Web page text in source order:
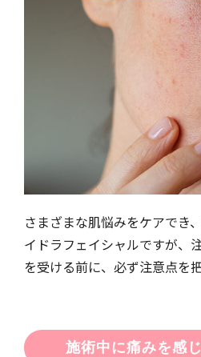
さまざまな肌悩みをケアでき
イドラフェイシャルですが、
を受ける前に、必ず注意点を
施術中に痛みを感